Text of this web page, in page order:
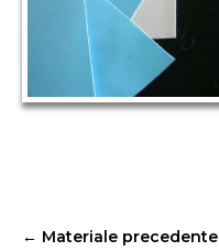
← Materiale precedente